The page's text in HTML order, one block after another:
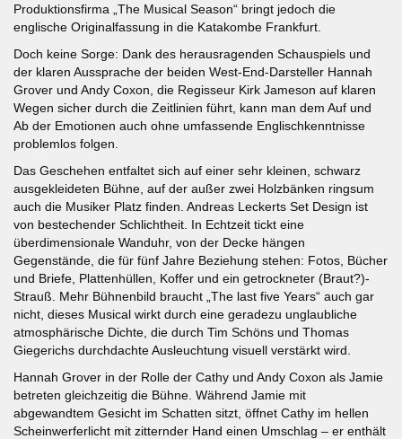
Produktionsfirma „The Musical Season“ bringt jedoch die
englische Originalfassung in die Katakombe Frankfurt.
Doch keine Sorge: Dank des herausragenden Schauspiels und
der klaren Aussprache der beiden West-End-Darsteller Hannah
Grover und Andy Coxon, die Regisseur Kirk Jameson auf klaren
Wegen sicher durch die Zeitlinien führt, kann man dem Auf und
Ab der Emotionen auch ohne umfassende Englischkenntnisse
problemlos folgen.
Das Geschehen entfaltet sich auf einer sehr kleinen, schwarz
ausgekleideten Bühne, auf der außer zwei Holzbänken ringsum
auch die Musiker Platz finden. Andreas Leckerts Set Design ist
von bestechender Schlichtheit. In Echtzeit tickt eine
überdimensionale Wanduhr, von der Decke hängen
Gegenstände, die für fünf Jahre Beziehung stehen: Fotos, Bücher
und Briefe, Plattenhüllen, Koffer und ein getrockneter (Braut?)-
Strauß. Mehr Bühnenbild braucht „The last five Years“ auch gar
nicht, dieses Musical wirkt durch eine geradezu unglaubliche
atmosphärische Dichte, die durch Tim Schöns und Thomas
Giegerichs durchdachte Ausleuchtung visuell verstärkt wird.
Hannah Grover in der Rolle der Cathy und Andy Coxon als Jamie
betreten gleichzeitig die Bühne. Während Jamie mit
abgewandtem Gesicht im Schatten sitzt, öffnet Cathy im hellen
Scheinwerferlicht mit zitternder Hand einen Umschlag – er enthält